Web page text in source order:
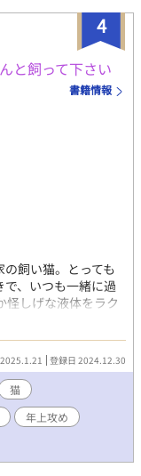
4
と飼って下さい
書籍情報
飼い猫。とっても
、いつも一緒に過
怪しげな液体をラク
、ラクロアに飲ま
ル、しおりをあり
でくれてありがとう
友達の花々緒さん
スと、悩ましげな
す、猫の日にちょ
投稿します。
登録日 2024.12.30
猫
年上攻め